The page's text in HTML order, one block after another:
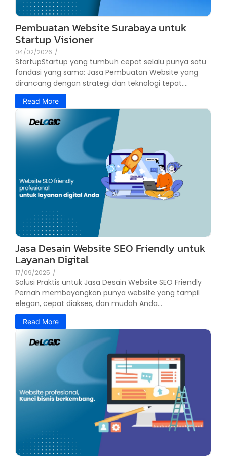
Pembuatan Website Surabaya untuk
Startup Visioner
04/02/2026 /
StartupStartup yang tumbuh cepat selalu punya satu
fondasi yang sama: Jasa Pembuatan Website yang
dirancang dengan strategi dan teknologi tepat....
Read More
Jasa Desain Website SEO Friendly untuk
Layanan Digital
17/09/2025 /
Solusi Praktis untuk Jasa Desain Website SEO Friendly
Pernah membayangkan punya website yang tampil
elegan, cepat diakses, dan mudah Anda...
Read More